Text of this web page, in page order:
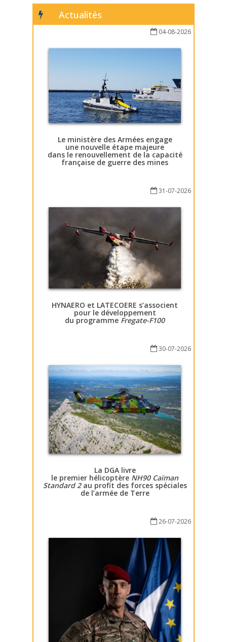
Actualités
04-08-2026
Le ministère des Armées engage
une nouvelle étape majeure
dans le renouvellement de la capacité
française de guerre des mines
31-07-2026
HYNAERO et LATECOERE s’associent
pour le développement
du programme Fregate-F100
30-07-2026
La DGA livre
le premier hélicoptère NH90 Caïman
Standard 2au profit des forces spéciales
de l’armée de Terre
26-07-2026